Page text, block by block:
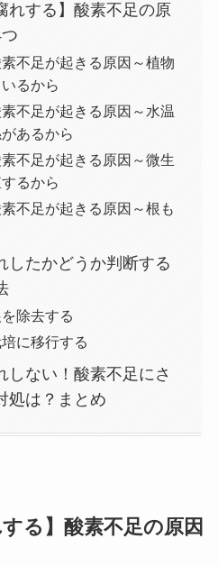
れする】酸素不足の原
不足が起きる原因～植物
るから
不足が起きる原因～水温
あるから
不足が起きる原因～微生
るから
不足が起きる原因～根も
したかどうか判断する
除去する
に移行する
しない！酸素不足にさ
処は？まとめ
る】酸素不足の原因